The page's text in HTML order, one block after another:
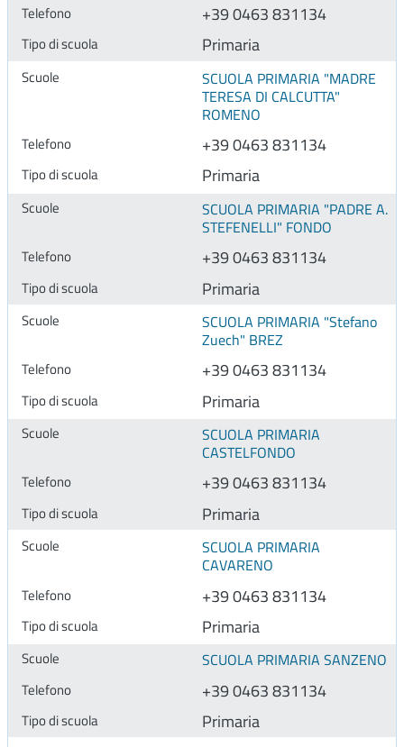
+39 0463 831134
Primaria
SCUOLA PRIMARIA "MADRE
TERESA DI CALCUTTA"
ROMENO
+39 0463 831134
Primaria
SCUOLA PRIMARIA "PADRE A.
STEFENELLI" FONDO
+39 0463 831134
Primaria
SCUOLA PRIMARIA "Stefano
Zuech" BREZ
+39 0463 831134
Primaria
SCUOLA PRIMARIA
CASTELFONDO
+39 0463 831134
Primaria
SCUOLA PRIMARIA
CAVARENO
+39 0463 831134
Primaria
SCUOLA PRIMARIA SANZENO
+39 0463 831134
Primaria